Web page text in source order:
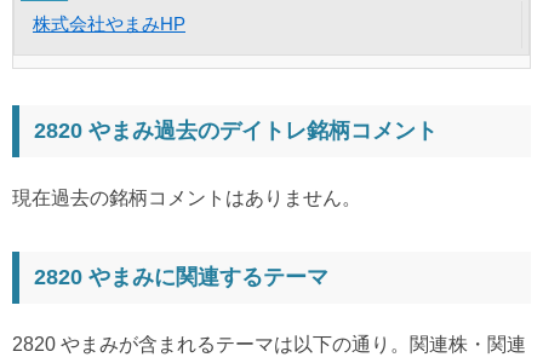
株式会社やまみHP
2820 やまみ過去のデイトレ銘柄コメント
現在過去の銘柄コメントはありません。
2820 やまみに関連するテーマ
2820 やまみが含まれるテーマは以下の通り。関連株・関連